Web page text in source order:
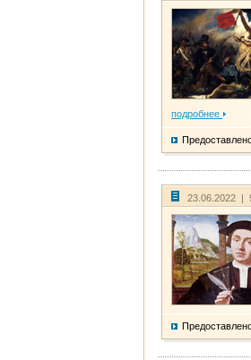
подробнее
23.06.2022 |